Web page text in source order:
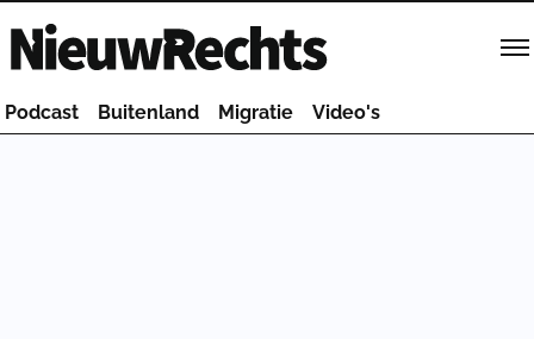
Homepage van NieuwRechts
Podcast Buitenland Migratie Video's